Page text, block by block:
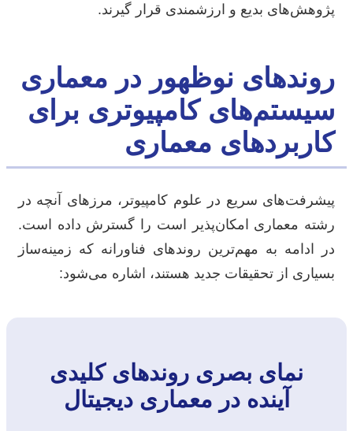
پژوهش‌های بدیع و ارزشمندی قرار گیرند.
روندهای نوظهور در معماری
سیستم‌های کامپیوتری برای
کاربردهای معماری
پیشرفت‌های سریع در علوم کامپیوتر، مرزهای آنچه در
رشته معماری امکان‌پذیر است را گسترش داده است.
در ادامه به مهم‌ترین روندهای فناورانه که زمینه‌ساز
بسیاری از تحقیقات جدید هستند، اشاره می‌شود:
نمای بصری روندهای کلیدی
آینده در معماری دیجیتال